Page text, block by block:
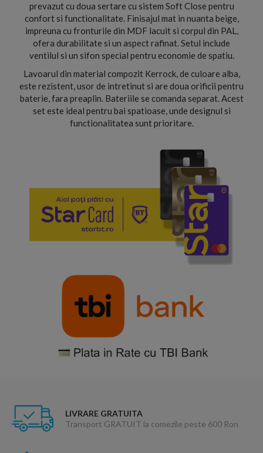
prevazut cu doua sertare cu sistem Soft Close pentru
confort si functionalitate. Finisajul mat in nuanta beige,
impreuna cu fronturile din MDF lacuit si corpul din PAL,
ofera durabilitate si un aspect rafinat. Setul include
ventilul si un sifon special pentru economie de spatiu.
Lavoarul din material compozit Kerrock, de culoare alba,
este rezistent, usor de intretinut si are doua orificii pentru
baterie, fara preaplin. Bateriile se comanda separat. Acest
set este ideal pentru bai spatioase, unde designul si
functionalitatea sunt prioritare.
LIVRARE GRATUITA
Transport GRATUIT la comezile peste 600 Ron